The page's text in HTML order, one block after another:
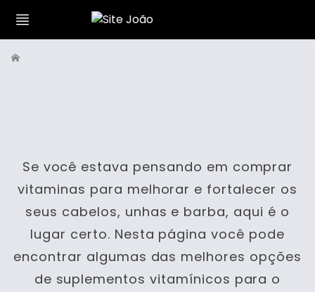
Se você estava pensando em comprar
vitaminas para melhorar e fortalecer os
seus cabelos, unhas e barba, aqui é o
lugar certo. Nesta página você pode
encontrar algumas das melhores opções
de suplementos vitamínicos para o